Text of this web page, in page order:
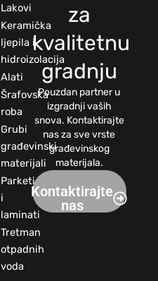
Lakovi
Keramička
ljepila i
hidroizolacija
Alati
Šrafovska
roba
Grubi
građevinski
materijali
Parketi
i
laminati
Tretman
otpadnih
voda
za
kvalitetnu
gradnju
Pouzdan partner u
izgradnji vaših
snova. Kontaktirajte
nas za sve vrste
građevinskog
materijala.
Kontaktirajte
nas